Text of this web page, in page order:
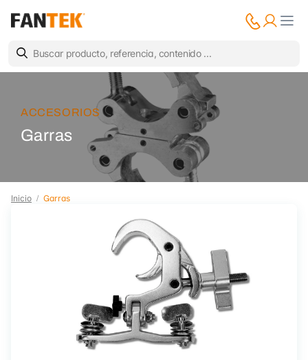
ACCESORIOS
Garras
Inicio Garras